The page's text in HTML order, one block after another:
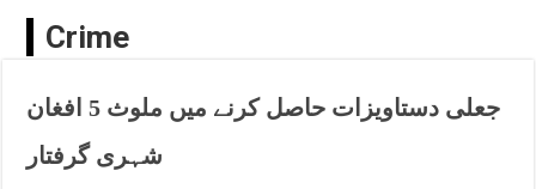
Crime
جعلی دستاویزات حاصل کرنے میں ملوث 5 افغان
شہری گرفتار